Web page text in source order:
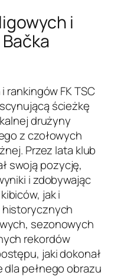
i
rankingów FK TSC
ścieżkę
drużyny
z czołowych
Przez lata klub
swoją pozycję,
i zdobywając
jak i
sezonowych
rekordów
jaki dokonał
dla pełnego obrazu